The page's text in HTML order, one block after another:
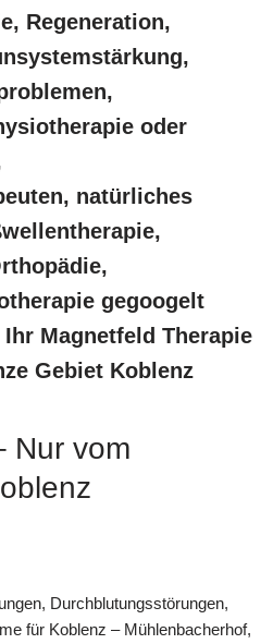
Regeneration,
oder
natürliches
gegoogelt
Magnetfeld Therapie
Gebiet Koblenz
Nur vom
Durchblutungsstörungen,
für Koblenz – Mühlenbacherhof,